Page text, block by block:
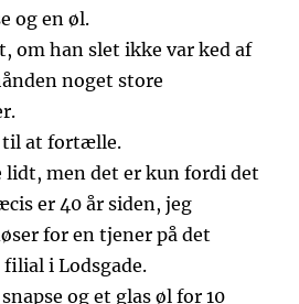
og en øl.
om han slet ikke var ked af
noget store
til at fortælle.
lidt, men det er kun fordi det
er 40 år siden, jeg
for en tjener på det
i Lodsgade.
og et glas øl for 10